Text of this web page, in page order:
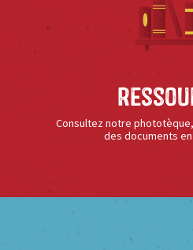
Consultez notre
des documents